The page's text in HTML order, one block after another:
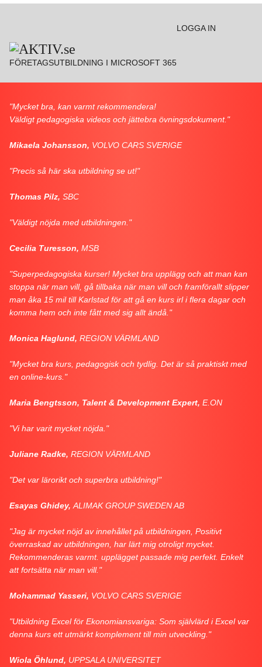
FÖRETAGSUTBILDNING I MICROSOFT 365
LOGGA IN
"Mycket bra, kan varmt rekommendera!
Väldigt pedagogiska videos och jättebra övningsdokument."
Mikaela Johansson, VOLVO CARS SVERIGE
"Precis så här ska utbildning se ut!"
Thomas Pilz, SBC
"Väldigt nöjda med utbildningen."
Cecilia Turesson, MSB
"Superpedagogiska kurser! Mycket bra upplägg och att man kan
stoppa när man vill, gå tillbaka när man vill och framförallt slipper
man åka 15 mil till Karlstad för att gå en kurs irl i flera dagar och
komma hem och inte fått med sig allt ändå."
Monica Haglund, REGION VÄRMLAND
"Mycket bra kurs, pedagogisk och tydlig. Det är så praktiskt med
en online-kurs."
Maria Bengtsson, Talent & Development Expert, E.ON
"Vi har varit mycket nöjda."
Juliane Radke, REGION VÄRMLAND
"Det var lärorikt och superbra utbildning!"
Esayas Ghidey, ALIMAK GROUP SWEDEN AB
"Jag är mycket nöjd av innehållet på utbildningen, Positivt
överraskad av utbildningen, har lärt mig otroligt mycket.
Rekommenderas varmt. upplägget passade mig perfekt. Enkelt
att fortsätta när man vill."
Mohammad Yasseri, VOLVO CARS SVERIGE
"Utbildning Excel för Ekonomiansvariga: Som självlärd i Excel var
denna kurs ett utmärkt komplement till min utveckling."
Wiola Öhlund, UPPSALA UNIVERSITET